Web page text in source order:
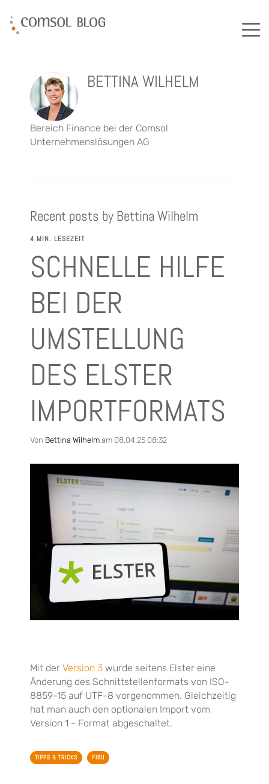
BETTINA WILHELM
Bereich Finance bei der Comsol
Unternehmenslösungen AG
Recent posts by Bettina Wilhelm
4 MIN. LESEZEIT
SCHNELLE HILFE
BEI DER
UMSTELLUNG
DES ELSTER
IMPORTFORMATS
Von Bettina Wilhelm am 08.04.25 08:32
Mit der Version 3 wurde seitens Elster eine
Änderung des Schnittstellenformats von ISO-
8859-15 auf UTF-8 vorgenommen. Gleichzeitig
hat man auch den optionalen Import vom
Version 1 - Format abgeschaltet.
TIPPS & TRICKS FIBU